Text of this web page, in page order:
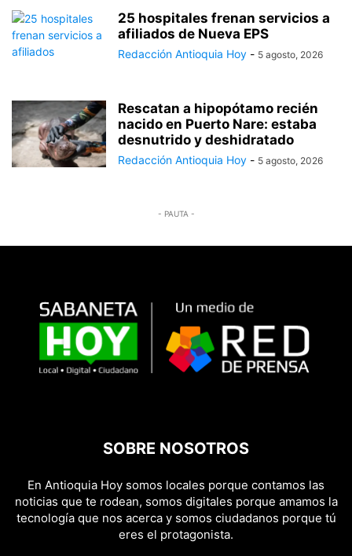
25 hospitales frenan servicios a
afiliados de Nueva EPS
Redacción Antioquia Hoy - 5 agosto, 2026
Rescatan a hipopótamo recién
nacido en Puerto Nare: estaba
desnutrido y deshidratado
Redacción Antioquia Hoy - 5 agosto, 2026
- PAUTA -
SOBRE NOSOTROS
En Antioquia Hoy somos locales porque contamos las
noticias que te rodean, somos digitales porque amamos la
tecnología que nos acerca y somos ciudadanos porque tú
eres el protagonista.